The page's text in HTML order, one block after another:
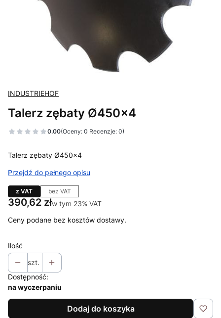
INDUSTRIEHOF
Talerz zębaty Ø450x4
0.00(Oceny: 0 Recenzje: 0)
Talerz zębaty Ø450x4
Przejdź do pełnego opisu
z VAT bez VAT
Cena
390,62 złw tym 23% VAT
w tym 23% VAT
Ceny podane bez kosztów dostawy.
Ilość
szt.
Dostępność:
na wyczerpaniu
Dodaj do koszyka